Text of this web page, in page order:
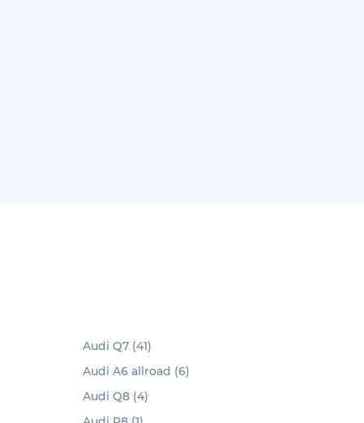
Audi Q7 (41)
Audi A6 allroad (6)
Audi Q8 (4)